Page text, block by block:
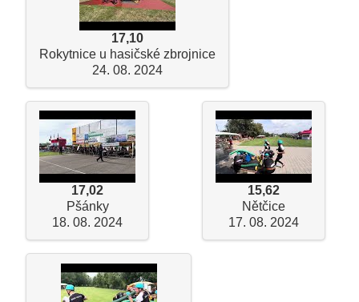
17,10
Rokytnice u hasičské zbrojnice
24. 08. 2024
17,02
Pšánky
18. 08. 2024
15,62
Nětčice
17. 08. 2024